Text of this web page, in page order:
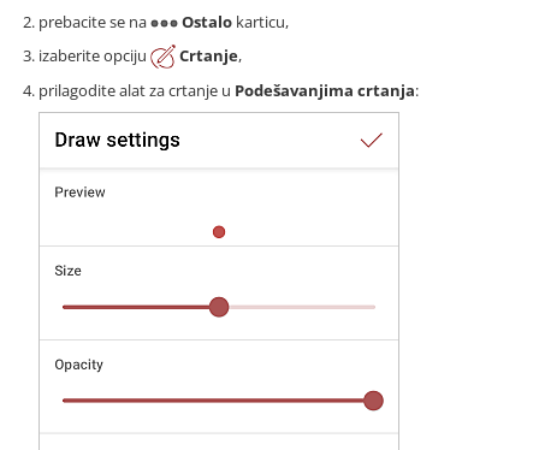
prebacite se na
Ostalo karticu,
izaberite opciju
Crtanje,
prilagodite alat za crtanje u Podešavanjima crtanja: